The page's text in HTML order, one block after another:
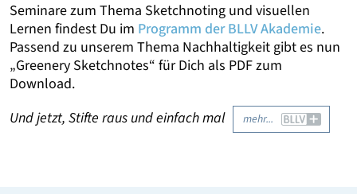
Seminare zum Thema Sketchnoting und visuellen
Lernen findest Du im Programm der BLLV Akademie.
Passend zu unserem Thema Nachhaltigkeit gibt es nun
„Greenery Sketchnotes“ für Dich als PDF zum
Download.
Und jetzt, Stifte raus und einfach mal
mehr...